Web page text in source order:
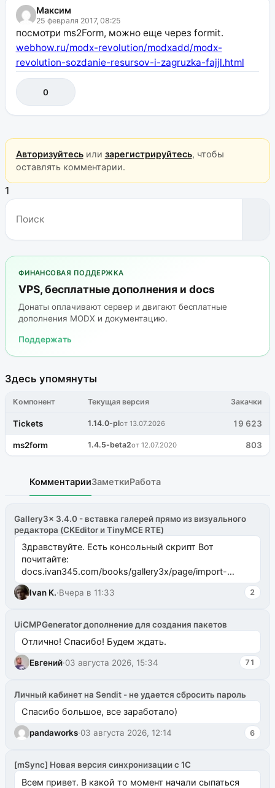
Максим
25 февраля 2017, 08:25
посмотри ms2Form, можно еще через formit.
webhow.ru/modx-revolution/modxadd/modx-
revolution-sozdanie-resursov-i-zagruzka-fajjl.html
0
Авторизуйтесьили зарегистрируйтесь, чтобы
оставлять комментарии.
1
ФИНАНСОВАЯ ПОДДЕРЖКА
VPS, бесплатные дополнения и docs
Донаты оплачивают сервер и двигают бесплатные
дополнения MODX и документацию.
Поддержать
Здесь упомянуты
Компонент Текущая версия Закачки
Tickets 1.14.0-plот 13.07.2026 19 623
ms2form 1.4.5-beta2от 12.07.2020 803
КомментарииЗаметкиРабота
Gallery3x 3.4.0 - вставка галерей прямо из визуального
редактора (CKEditor и TinyMCE RTE)
Здравствуйте. Есть консольный скрипт Вот
почитайте:
docs.ivan345.com/books/gallery3x/page/import-
ms2galleryphp
Ivan K.·Вчера в 11:33 2
UiCMPGenerator дополнение для создания пакетов
Отлично! Спасибо! Будем ждать.
Евгений·03 августа 2026, 15:34 71
Личный кабинет на Sendit - не удается сбросить пароль
Спасибо большое, все заработало)
pandaworks·03 августа 2026, 12:14 6
[mSync] Новая версия синхронизации с 1С
Всем привет. В какой то момент начали сыпаться